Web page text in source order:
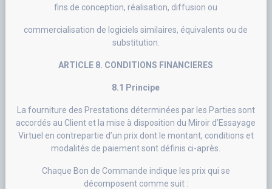
fins de conception, réalisation, diffusion ou
commercialisation de logiciels similaires, équivalents ou de
substitution.
ARTICLE 8. CONDITIONS FINANCIERES
8.1 Principe
La fourniture des Prestations déterminées par les Parties sont
accordés au Client et la mise à disposition du Miroir d’Essayage
Virtuel en contrepartie d’un prix dont le montant, conditions et
modalités de paiement sont définis ci-après.
Chaque Bon de Commande indique les prix qui se
décomposent comme suit :